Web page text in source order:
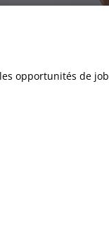
opportunités de